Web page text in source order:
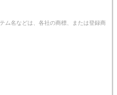
ム名などは、各社の商標、または登録商